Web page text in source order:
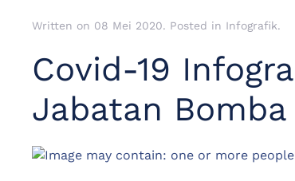
Written on 08 Mei 2020. Posted in Infografik.
Covid-19
Jabatan